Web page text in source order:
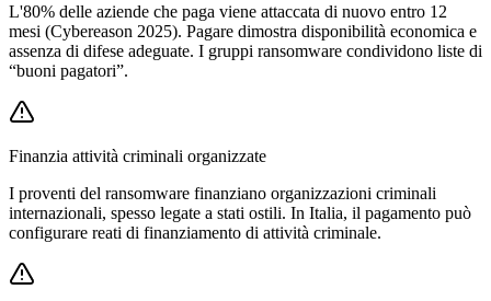
L'80% delle aziende che paga viene attaccata di nuovo entro 12
mesi (Cybereason 2025). Pagare dimostra disponibilità economica e
assenza di difese adeguate. I gruppi ransomware condividono liste di
“buoni pagatori”.
Finanzia attività criminali organizzate
I proventi del ransomware finanziano organizzazioni criminali
internazionali, spesso legate a stati ostili. In Italia, il pagamento può
configurare reati di finanziamento di attività criminale.